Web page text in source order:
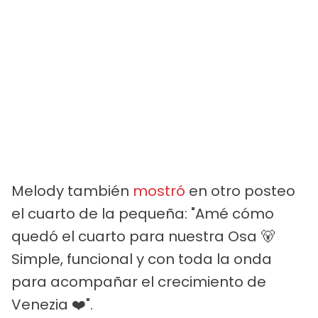
Melody también mostró en otro posteo
el cuarto de la pequeña: "Amé cómo
quedó el cuarto para nuestra Osa 🐻
Simple, funcional y con toda la onda
para acompañar el crecimiento de
Venezia ❤️".